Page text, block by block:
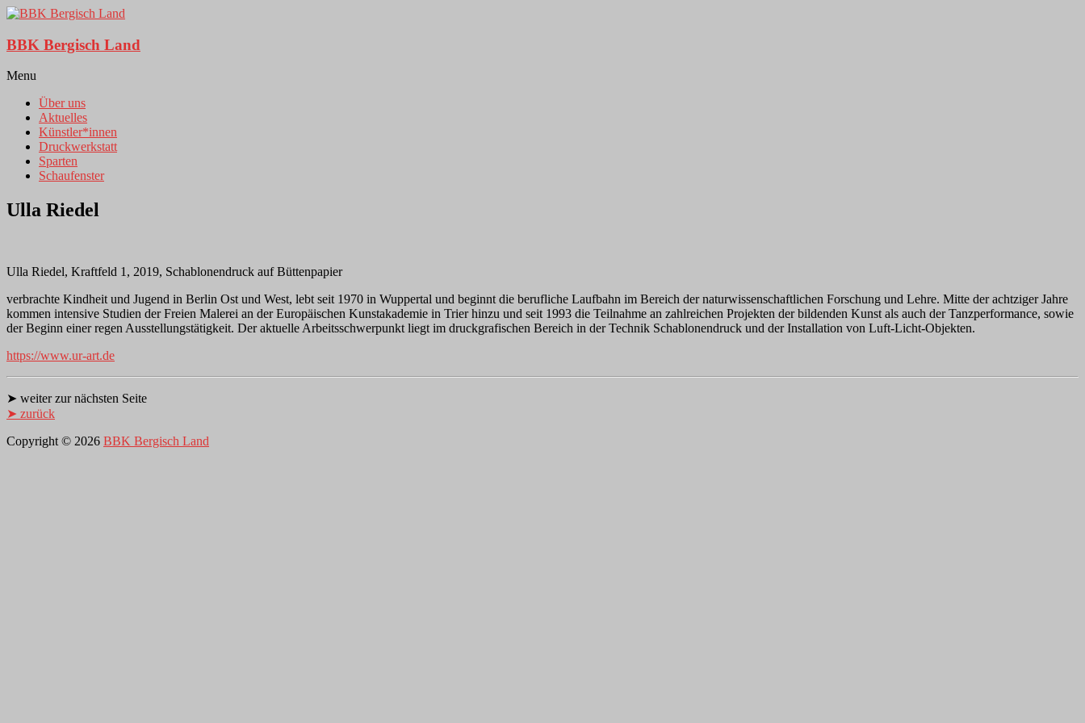
BBK Bergisch Land
Menu
Über uns
Aktuelles
Künstler*innen
Druckwerkstatt
Sparten
Schaufenster
Ulla Riedel
Ulla Riedel, Kraftfeld 1, 2019, Schablonendruck auf Büttenpapier
verbrachte Kindheit und Jugend in Berlin Ost und West, lebt seit 1970 in Wuppertal und beginnt die berufliche Laufbahn im Bereich der naturwissenschaftlichen Forschung und Lehre. Mitte der achtziger Jahre
kommen intensive Studien der Freien Malerei an der Europäischen Kunstakademie in Trier hinzu und seit 1993 die Teilnahme an zahlreichen Projekten der bildenden Kunst als auch der Tanzperformance, sowie
der Beginn einer regen Ausstellungstätigkeit. Der aktuelle Arbeitsschwerpunkt liegt im druckgrafischen Bereich in der Technik Schablonendruck und der Installation von Luft-Licht-Objekten.
https://www.ur-art.de
➤ weiter zur nächsten Seite
➤ zurück
Copyright © 2026 BBK Bergisch Land